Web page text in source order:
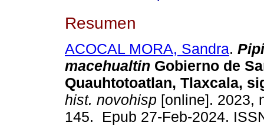
Resumen
ACOCAL MORA, Sandra.
macehualtin Gobierno de
Quauhtotoatlan, Tlaxcala,
hist. novohisp [online]. 2023,
145. Epub 27-Feb-2024.